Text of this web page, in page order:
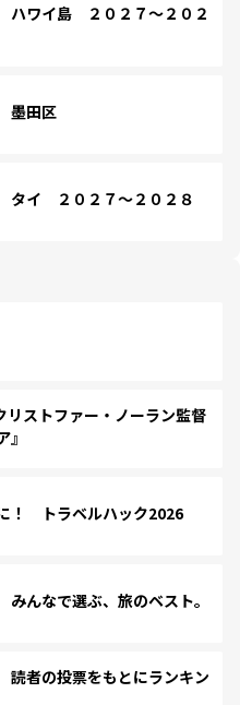
ワイ島 ２０２７～２０２
墨田区
イ ２０２７～２０２８
ストファー・ノーラン監督
！ トラベルハック2026
んなで選ぶ、旅のベスト。
者の投票をもとにランキン